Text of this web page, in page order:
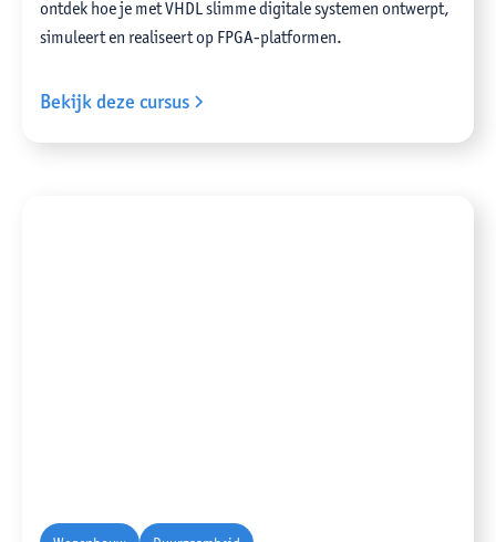
ontdek hoe je met VHDL slimme digitale systemen ontwerpt,
simuleert en realiseert op FPGA-platformen.
Bekijk deze cursus